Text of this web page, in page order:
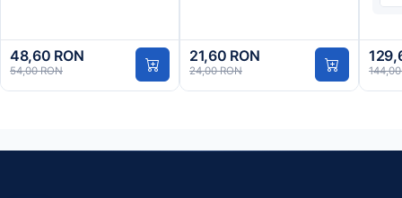
48,60 RON
54,00 RON
21,60 RON
24,00 RON